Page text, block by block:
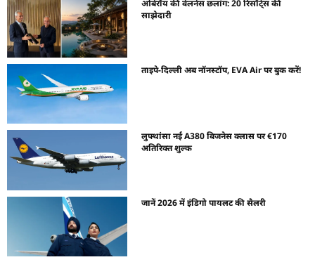
ओबेरॉय की वेलनेस छलांग: 20 रिसॉर्ट्स की
साझेदारी
ताइपे-दिल्ली अब नॉनस्टॉप, EVA Air पर बुक करें!
लुफ्थांसा नई A380 बिजनेस क्लास पर €170
अतिरिक्त शुल्क
जानें 2026 में इंडिगो पायलट की सैलरी